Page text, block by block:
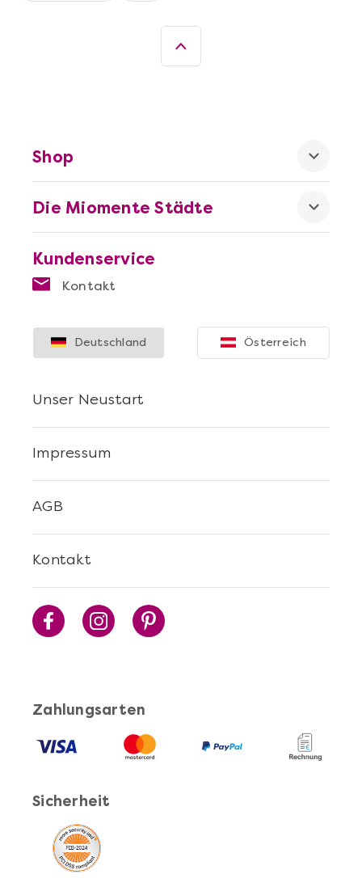
Wein- & Käse-Genuss@Home für 2
Sushi Selber Machen - DIY-Set
Kundenservice
Kontakt
Die Miomente Städte
Shop
Zahlungsarten
Sicherheit
Kontakt
AGB
Impressum
Unser Neustart
Deutschland Österreich